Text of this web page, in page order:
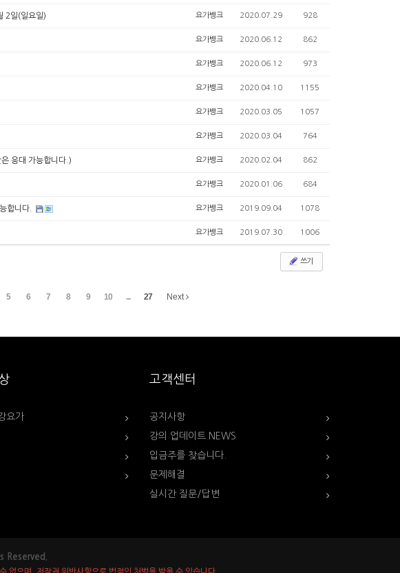
2일(일요일) 요가뱅크 2020.07.29 928
요가뱅크 2020.06.12 862
요가뱅크 2020.06.12 973
요가뱅크 2020.04.10 1155
요가뱅크 2020.03.05 1057
요가뱅크 2020.03.04 764
응대 가능합니다.) 요가뱅크 2020.02.04 862
요가뱅크 2020.01.06 684
합니다. 요가뱅크 2019.09.04 1078
요가뱅크 2019.07.30 1006
쓰기
5 6 7 8 9 10 ... 27 Next
요가
고객센터
공지사항
강의 업데이트 NEWS
입금주를 찾습니다.
문제해결
실시간 질문/답변
Reserved.